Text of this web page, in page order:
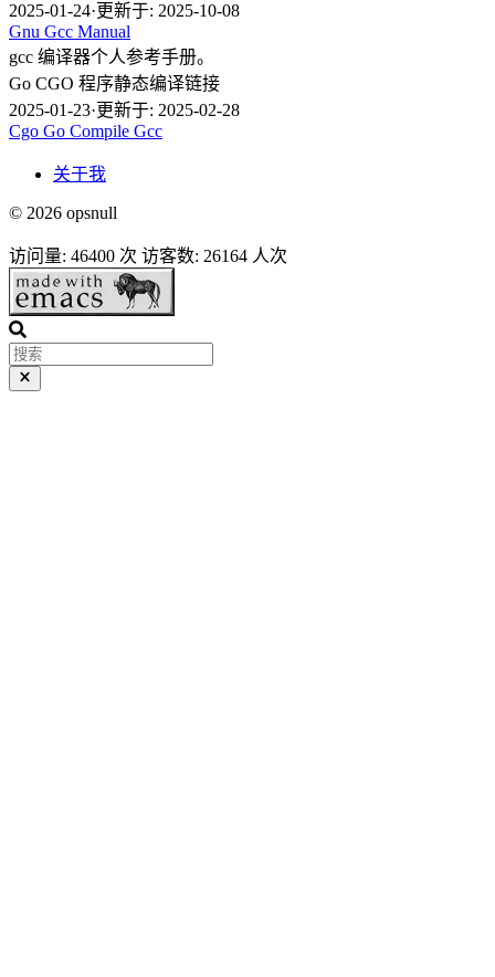
2025-01-24·更新于: 2025-10-08
Gnu Gcc Manual
gcc 编译器个人参考手册。
Go CGO 程序静态编译链接
2025-01-23·更新于: 2025-02-28
Cgo Go Compile Gcc
关于我
© 2026 opsnull
访问量: 46400 次 访客数: 26164 人次